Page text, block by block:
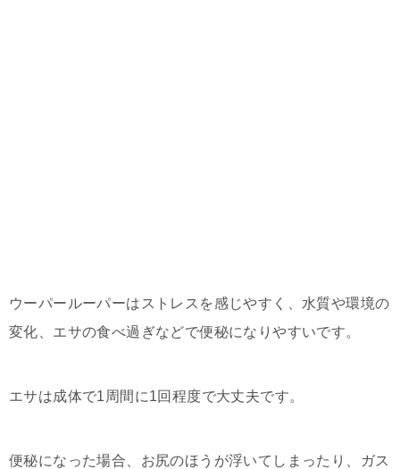
ウーパールーパーはストレスを感じやすく、水質や環境の
変化、エサの食べ過ぎなどで便秘になりやすいです。
エサは成体で1周間に1回程度で大丈夫です。
便秘になった場合、お尻のほうが浮いてしまったり、ガス